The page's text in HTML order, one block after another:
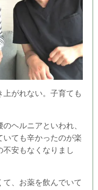
がれない。子育ても
ヘルニアといわれ、
いても辛かったのが楽
不安もなくなりまし
、お薬を飲んでいて